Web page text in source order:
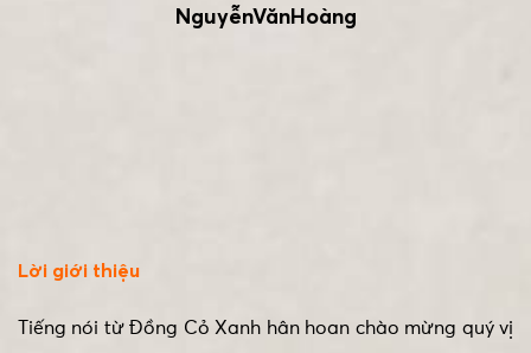
NguyễnVănHoàng
Lời giới thiệu
Tiếng nói từ Đồng Cỏ Xanh hân hoan chào mừng quý vị